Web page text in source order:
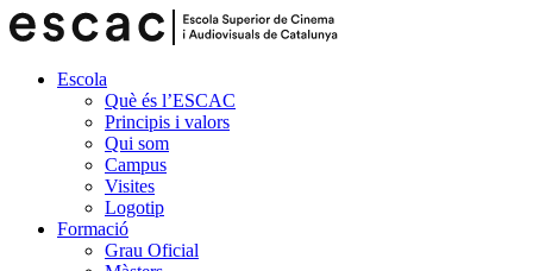
Escola
Què és l’ESCAC
Principis i valors
Qui som
Campus
Visites
Logotip
Formació
Grau Oficial